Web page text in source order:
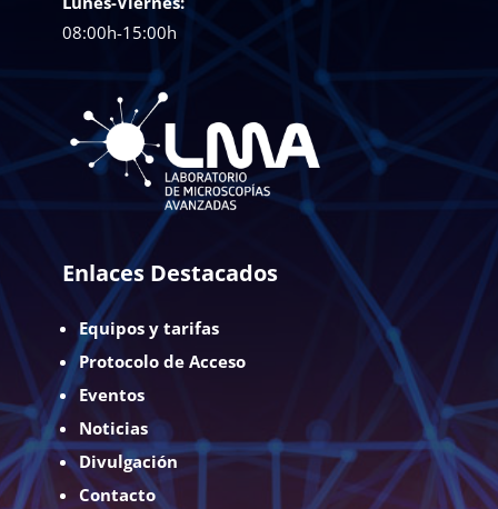
08:00h-15:00h
Enlaces Destacados
Equipos y tarifas
Protocolo de Acceso
Eventos
Noticias
Divulgación
Contacto